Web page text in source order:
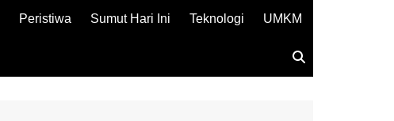
Peristiwa Sumut Hari Ini Teknologi UMKM